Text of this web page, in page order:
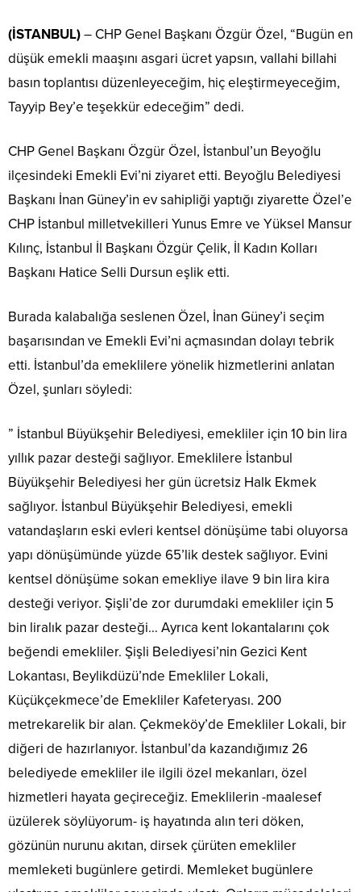
(İSTANBUL)– CHP Genel Başkanı Özgür Özel, “Bugün en
düşük emekli maaşını asgari ücret yapsın, vallahi billahi
basın toplantısı düzenleyeceğim, hiç eleştirmeyeceğim,
Tayyip Bey’e teşekkür edeceğim” dedi.
CHP Genel Başkanı Özgür Özel, İstanbul’un Beyoğlu
ilçesindeki Emekli Evi’ni ziyaret etti. Beyoğlu Belediyesi
Başkanı İnan Güney’in ev sahipliği yaptığı ziyarette Özel’e
CHP İstanbul milletvekilleri Yunus Emre ve Yüksel Mansur
Kılınç, İstanbul İl Başkanı Özgür Çelik, İl Kadın Kolları
Başkanı Hatice Selli Dursun eşlik etti.
Burada kalabalığa seslenen Özel, İnan Güney’i seçim
başarısından ve Emekli Evi’ni açmasından dolayı tebrik
etti. İstanbul’da emeklilere yönelik hizmetlerini anlatan
Özel, şunları söyledi:
” İstanbul Büyükşehir Belediyesi, emekliler için 10 bin lira
yıllık pazar desteği sağlıyor. Emeklilere İstanbul
Büyükşehir Belediyesi her gün ücretsiz Halk Ekmek
sağlıyor. İstanbul Büyükşehir Belediyesi, emekli
vatandaşların eski evleri kentsel dönüşüme tabi oluyorsa
yapı dönüşümünde yüzde 65’lik destek sağlıyor. Evini
kentsel dönüşüme sokan emekliye ilave 9 bin lira kira
desteği veriyor. Şişli’de zor durumdaki emekliler için 5
bin liralık pazar desteği… Ayrıca kent lokantalarını çok
beğendi emekliler. Şişli Belediyesi’nin Gezici Kent
Lokantası, Beylikdüzü’nde Emekliler Lokali,
Küçükçekmece’de Emekliler Kafeteryası. 200
metrekarelik bir alan. Çekmeköy’de Emekliler Lokali, bir
diğeri de hazırlanıyor. İstanbul’da kazandığımız 26
belediyede emekliler ile ilgili özel mekanları, özel
hizmetleri hayata geçireceğiz. Emeklilerin -maalesef
üzülerek söylüyorum- iş hayatında alın teri döken,
gözünün nurunu akıtan, dirsek çürüten emekliler
memleketi bugünlere getirdi. Memleket bugünlere